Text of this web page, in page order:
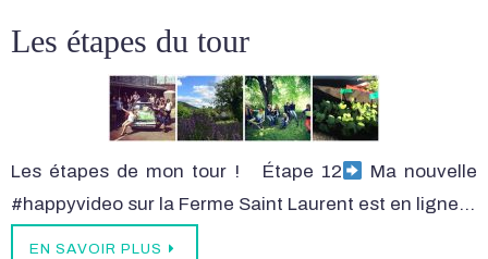
Les étapes du tour
Les étapes de mon tour ! Étape 12
Ma nouvelle
#happyvideo sur la Ferme Saint Laurent est en ligne…
EN SAVOIR PLUS